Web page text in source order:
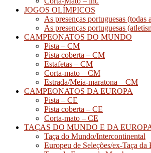
JOGOS OLÍMPICOS
As presenças portuguesas (todas
As presenças portuguesas
CAMPEONATOS DO MUNDO
Pista – CM
Pista coberta – CM
Estafetas – CM
Corta-mato – CM
Estrada/Meia-maratona – CM
CAMPEONATOS DA EUROPA
Pista – CE
Pista coberta – CE
Corta-mato – CE
TAÇAS DO MUNDO E DA
Taça do Mundo/Intercontinental
Europeu de Seleções/ex-Taça da